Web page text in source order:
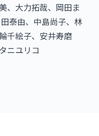
、大力拓哉、岡田ま
泰由、中島尚子、林
千絵子、安井寿磨
ニユリコ